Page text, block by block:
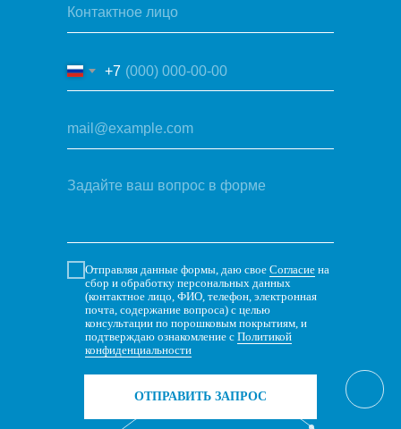
+7
Отправляя данные формы, даю свое Согласие на
сбор и обработку персональных данных
(контактное лицо, ФИО, телефон, электронная
почта, содержание вопроса) с целью
консультации по порошковым покрытиям, и
подтверждаю ознакомление с Политикой
конфиденциальности
ОТПРАВИТЬ ЗАПРОС